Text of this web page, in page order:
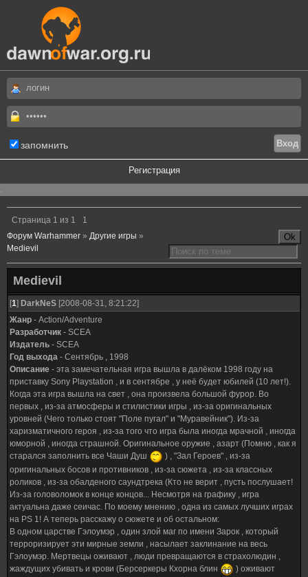
запомнить
Регистрация
.
Страница 1 из 1
1
Форум Warhammer » Другие игры »
Мedievil
Мedievil
[1] DarkNeS [2008-08-31, 8:21:22]
Жанр - Action/Adventure
Разработчик - SCEA
Издатель - SCEA
Год выхода - Сентябрь , 1998
Описание - эта замечательная игра вышла в далёком 1998 году на
приставку Sony Playstation , и в сентябре , у неё будет юбилей (10 лет!).
Когда эта игра вышла на свет , она произвела большой фурор. Во
первых , из-за атмосферы и стилистики игры , из-за оригинальных
уровней (Чего только стоят "Поле пугал" и "Муравейник"). Из-за
харизматичного героя , из-за того что игра была иногда мрачной , иногда
юморной , иногда страшной. Оригинальное оружие , азарт (Помню , как я
старался заполнить все Чаши Душ
) , "Зал Героев" , из-за
оригинальных босов и противников , из-за сюжета , из-за классных
роликов , из-за обалденого саундтрека (Кто не верит , пусть послушает!
Из-за головоломок в конце концов... Несмотря на графику , игра
актуальна даже сеичас. По моему мнению , одна из самых лучших играх
на PS 1! А теперь расскажу о сюжете и об остальном:
В одном царстве Гэлоумэр , один злой маг по имени Зарок , который
терроризирует эти мирные земли , насылает заклинание на весь
Гэлоумэр. Мертвецы оживают , люди превращаются в страхолюдин ,
жаждущих убивать и крови (Берсеркеры Кхорна блин
) оживают